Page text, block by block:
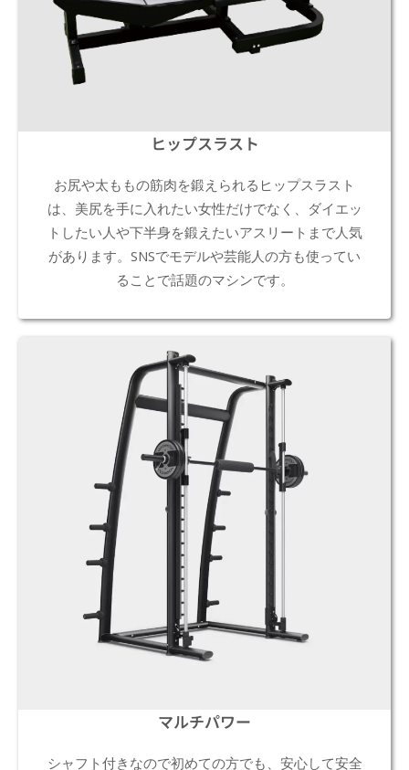
ヒップスラスト
お尻や太ももの筋肉を鍛えられるヒップスラスト
は、美尻を手に入れたい女性だけでなく、ダイエッ
トしたい人や下半身を鍛えたいアスリートまで人気
があります。SNSでモデルや芸能人の方も使ってい
ることで話題のマシンです。
マルチパワー
シャフト付きなので初めての方でも、安心して安全